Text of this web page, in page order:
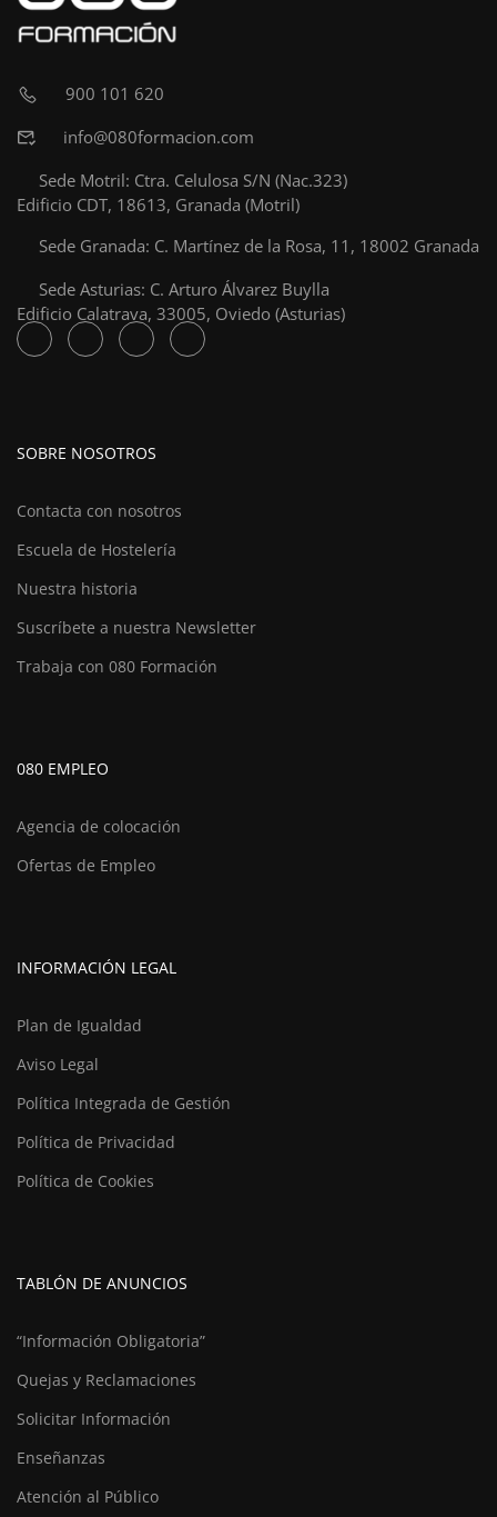
900 101 620
info@080formacion.com
Sede Motril: Ctra. Celulosa S/N (Nac.323)
Edificio CDT, 18613, Granada (Motril)
Sede Granada: C. Martínez de la Rosa, 11, 18002 Granada
Sede Asturias: C. Arturo Álvarez Buylla
Edificio Calatrava, 33005, Oviedo (Asturias)
SOBRE NOSOTROS
Contacta con nosotros
Escuela de Hostelería
Nuestra historia
Suscríbete a nuestra Newsletter
Trabaja con 080 Formación
080 EMPLEO
Agencia de colocación
Ofertas de Empleo
INFORMACIÓN LEGAL
Plan de Igualdad
Aviso Legal
Política Integrada de Gestión
Política de Privacidad
Política de Cookies
TABLÓN DE ANUNCIOS
“Información Obligatoria”
Quejas y Reclamaciones
Solicitar Información
Enseñanzas
Atención al Público